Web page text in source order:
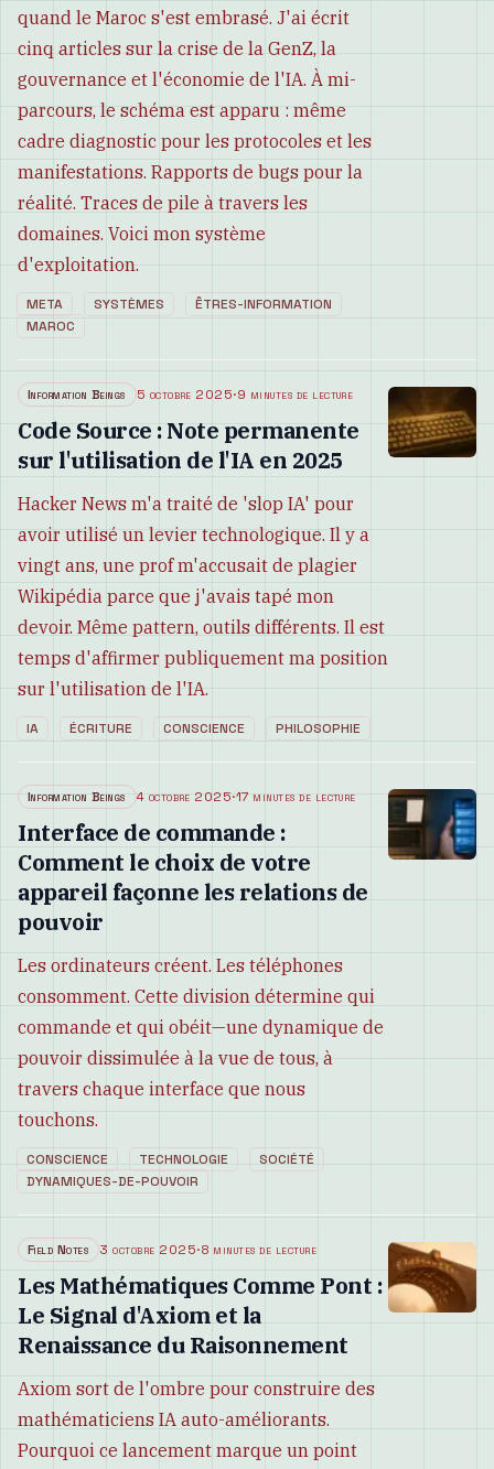
quand le Maroc s'est embrasé. J'ai écrit
cinq articles sur la crise de la GenZ, la
gouvernance et l'économie de l'IA. À mi-
parcours, le schéma est apparu : même
cadre diagnostic pour les protocoles et les
manifestations. Rapports de bugs pour la
réalité. Traces de pile à travers les
domaines. Voici mon système
d'exploitation.
META SYSTÈMES
ÊTRES-INFORMATION
MAROC
Information Beings 5 octobre 2025·9 minutes de lecture
Code Source : Note permanente
sur l'utilisation de l'IA en 2025
Hacker News m'a traité de 'slop IA' pour
avoir utilisé un levier technologique. Il y a
vingt ans, une prof m'accusait de plagier
Wikipédia parce que j'avais tapé mon
devoir. Même pattern, outils différents. Il est
temps d'affirmer publiquement ma position
sur l'utilisation de l'IA.
IA ÉCRITURE CONSCIENCE PHILOSOPHIE
Information Beings 4 octobre 2025·17 minutes de lecture
Interface de commande :
Comment le choix de votre
appareil façonne les relations de
pouvoir
Les ordinateurs créent. Les téléphones
consomment. Cette division détermine qui
commande et qui obéit—une dynamique de
pouvoir dissimulée à la vue de tous, à
travers chaque interface que nous
touchons.
CONSCIENCE TECHNOLOGIE
SOCIÉTÉ
DYNAMIQUES-DE-POUVOIR
Field Notes 3 octobre 2025·8 minutes de lecture
Les Mathématiques Comme Pont :
Le Signal d'Axiom et la
Renaissance du Raisonnement
Axiom sort de l'ombre pour construire des
mathématiciens IA auto-améliorants.
Pourquoi ce lancement marque un point